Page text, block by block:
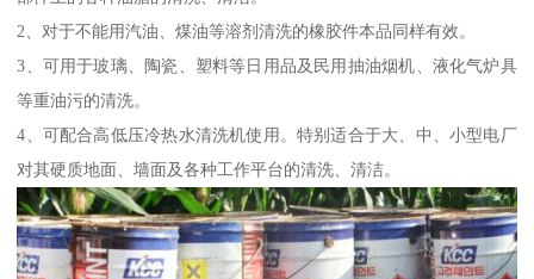
2、对于不能用汽油、煤油等溶剂清洗的橡胶件本品同样有效。
3、可用于玻璃、陶瓷、塑料等日用品及民用抽油烟机、液化气炉具
等重油污的清洗。
4、可配合高低压冷热水清洗机使用。特别适合于大、中、小型电厂
对其硬质地面、墙面及各种工作平台的清洗、清洁。